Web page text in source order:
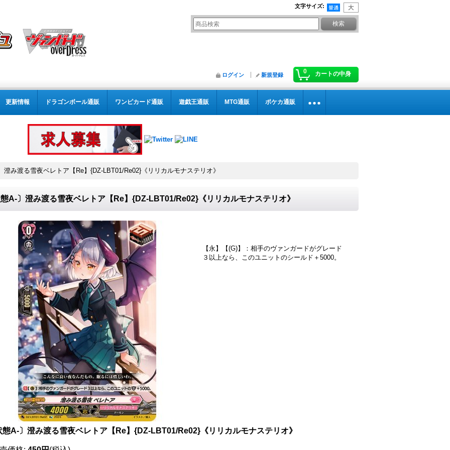
文字サイズ:
0 カートの中身
ログイン 新規登録
更新情報 ドラゴンボール通販 ワンピカード通販 遊戯王通販 MTG通販 ポケカ通販
澄み渡る雪夜ベレトア【Re】{DZ-LBT01/Re02}《リリカルモナステリオ》
A-〕澄み渡る雪夜ベレトア【Re】{DZ-LBT01/Re02}《リリカルモナステリオ》
【永】【(G)】：相手のヴァンガードがグレード
３以上なら、このユニットのシールド＋5000。
態A-〕澄み渡る雪夜ベレトア【Re】{DZ-LBT01/Re02}《リリカルモナステリオ》